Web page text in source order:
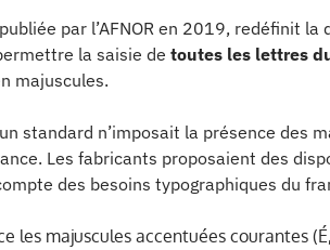
par l’AFNOR en 2019, redéfinit la
la saisie de toutes les lettres
majuscules.
standard n’imposait la présence des
Les fabricants proposaient des
des besoins typographiques du
les majuscules accentuées courantes